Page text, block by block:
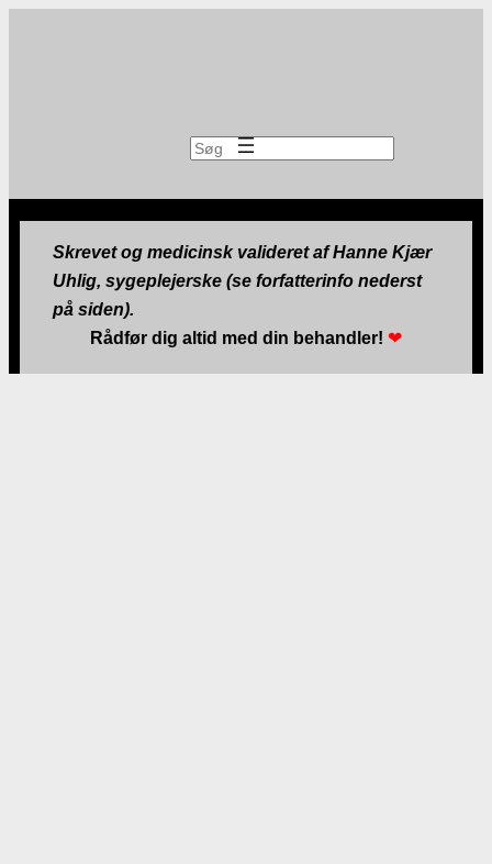
Søg
Skrevet og medicinsk valideret af Hanne Kjær
Uhlig, sygeplejerske (se forfatterinfo nederst
på siden).
Rådfør dig altid med din behandler! ❤